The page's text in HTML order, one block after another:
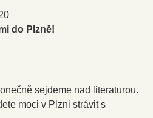
do Plzně!
sejdeme nad literaturou.
moci v Plzni strávit s